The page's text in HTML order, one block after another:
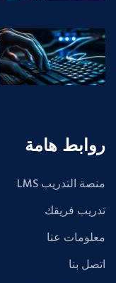
روابط هامة
منصة التدريب LMS
تدريب فريقك
معلومات عنا
اتصل بنا